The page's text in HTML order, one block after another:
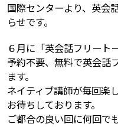
国際センターより、英会
らせです。
６月に「英会話フリート
予約不要、無料で英会話
ます。
ネイティブ講師が毎回楽
お待ちしております。
ご都合の良い回に何回で